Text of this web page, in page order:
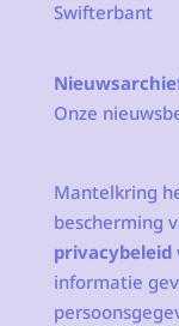
Swifterbant
Onze
Mantelkring
bescherming
privacybeleid
informatie